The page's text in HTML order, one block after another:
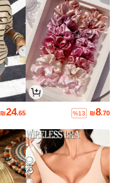
₪8.70
%13
₪24.65